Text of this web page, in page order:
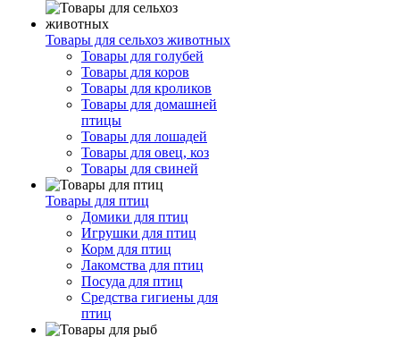
Товары для сельхоз животных
Товары для голубей
Товары для коров
Товары для кроликов
Товары для домашней
птицы
Товары для лошадей
Товары для овец, коз
Товары для свиней
Товары для птиц
Домики для птиц
Игрушки для птиц
Корм для птиц
Лакомства для птиц
Посуда для птиц
Средства гигиены для
птиц